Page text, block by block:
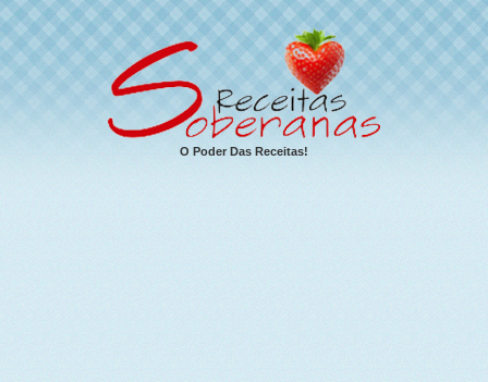
O Poder Das Receitas!